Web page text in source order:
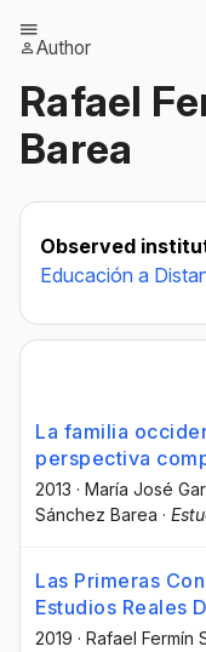
Author
Rafael
Barea
Observed
Educación a
La familia
perspectiva
2013 · María José
Sánchez Barea ·
Las Primeras
Estudios Reales
2019 · Rafael Fermín